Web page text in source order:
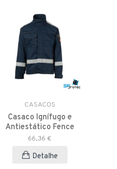
CASACOS
Casaco Ignífugo e
Antiestático Fence
66,36 €
Detalhe